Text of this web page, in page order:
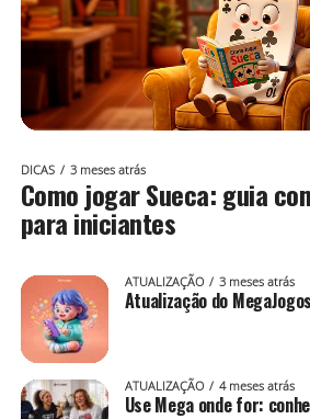
DICAS 3 meses atrás
Como jogar Sueca: guia
para iniciantes
ATUALIZAÇÃO 3 meses atrás
Atualização do
ATUALIZAÇÃO 4 meses atrás
Use Mega onde for: